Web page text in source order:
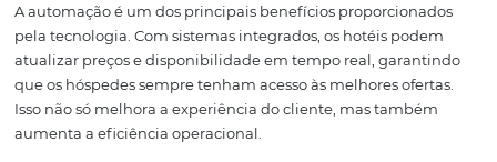
canal. Isso envolve não apenas a definição de preços
competitivos, mas também a criação de conteúdo
utilização de ferramentas de marketing digital para
visibilidade. A Omnibees oferece soluções que ajudam
a gerenciar essas estratégias de forma integrada,